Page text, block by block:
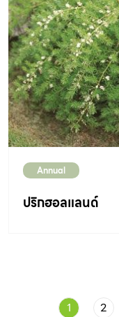
Annual
ปริกฮอลแลนด์
1 2